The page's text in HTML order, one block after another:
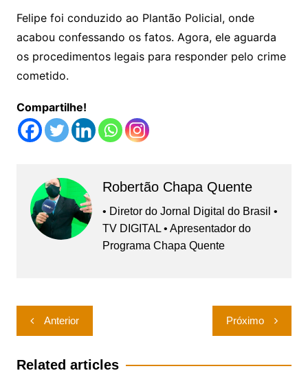
Felipe foi conduzido ao Plantão Policial, onde
acabou confessando os fatos. Agora, ele aguarda
os procedimentos legais para responder pelo crime
cometido.
Compartilhe!
Robertão Chapa Quente
• Diretor do Jornal Digital do Brasil •
TV DIGITAL • Apresentador do
Programa Chapa Quente
Navegação
de
Post
Anterior Próximo
Related articles